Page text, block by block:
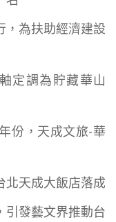
，為扶助經濟建設
定調為貯藏華山
份，天成文旅-華
北天成大飯店落成
引發藝文界推動台